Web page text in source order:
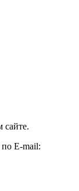
сайте.
E-mail: